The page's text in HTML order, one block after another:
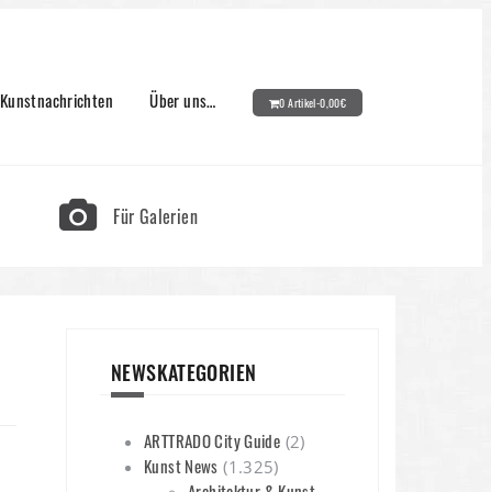
Kunstnachrichten Über uns… 0 Artikel-0,00€
Für Galerien
NEWSKATEGORIEN
ARTTRADO City Guide (2)
Kunst News (1.325)